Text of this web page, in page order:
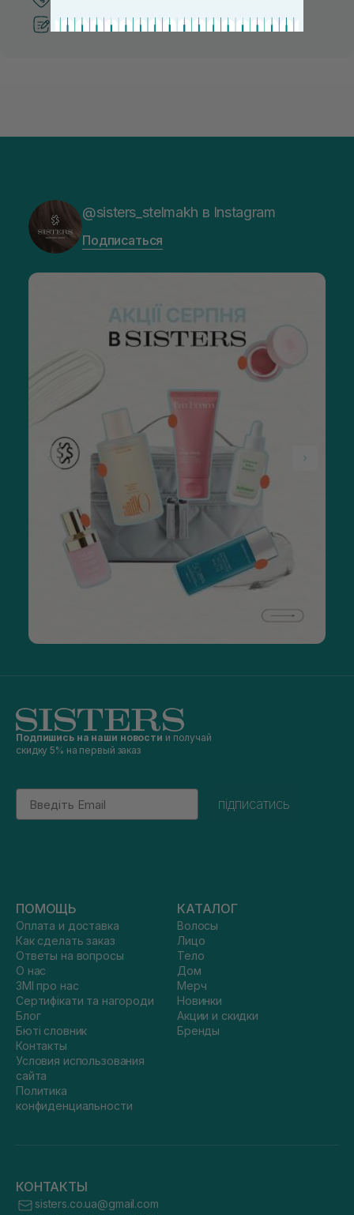
Рекомендации от косметологов
@sisters_stelmakh в Instagram
Подписаться
Подпишись на наши новости и получай
скидку 5% на первый заказ
Email
підписатись
ПОМОЩЬ
Оплата и доставка
Как сделать заказ
Ответы на вопросы
О нас
ЗМІ про нас
Сертифікати та нагороди
Блог
Бюті словник
Контакты
Условия использования
сайта
Политика
конфиденциальности
КАТАЛОГ
Волосы
Лицо
Тело
Дом
Мерч
Новинки
Акции и скидки
Бренды
КОНТАКТЫ
sisters.co.ua@gmail.com